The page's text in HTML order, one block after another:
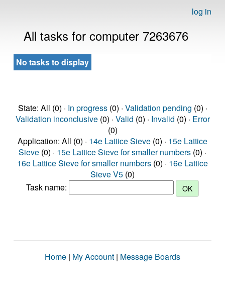
log in
All tasks for computer 7263676
No tasks to display
State: All (0) · In progress(0) · Validation pending (0) ·
Validation inconclusive(0) · Valid (0) · Invalid (0) · Error
(0)
Application: All (0) · 14e Lattice Sieve (0) · 15e Lattice
Sieve (0) · 15e Lattice Sieve for smaller numbers (0) ·
16e Lattice Sieve for smaller numbers (0) · 16e Lattice
Sieve V5 (0)
Task name:
Home | My Account | Message Boards